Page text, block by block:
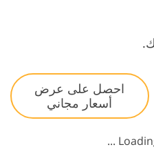
احصل على عرض
أسعار مجاني